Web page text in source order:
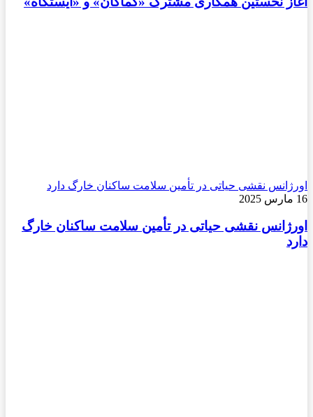
اورژانس نقشی حیاتی در تأمین سلامت ساکنان خارگ دارد
16 مارس 2025
اورژانس نقشی حیاتی در تأمین سلامت ساکنان خارگ
دارد